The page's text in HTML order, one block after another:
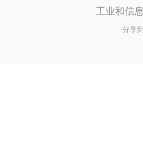
工业和信
分享